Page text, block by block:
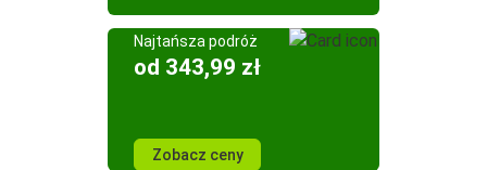
Najtańsza podróż
od 343,99 zł
Zobacz ceny